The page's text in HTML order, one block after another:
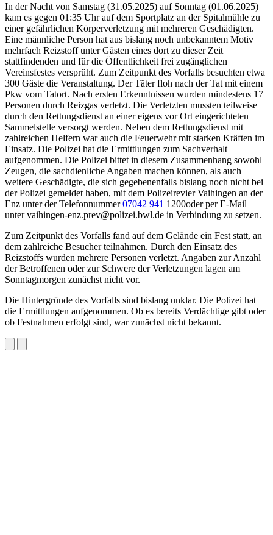
In der Nacht von Samstag (31.05.2025) auf Sonntag (01.06.2025)
kam es gegen 01:35 Uhr auf dem Sportplatz an der Spitalmühle zu
einer gefährlichen Körperverletzung mit mehreren Geschädigten.
Eine männliche Person hat aus bislang noch unbekanntem Motiv
mehrfach Reizstoff unter Gästen eines dort zu dieser Zeit
stattfindenden und für die Öffentlichkeit frei zugänglichen
Vereinsfestes versprüht. Zum Zeitpunkt des Vorfalls besuchten etwa
300 Gäste die Veranstaltung. Der Täter floh nach der Tat mit einem
Pkw vom Tatort. Nach ersten Erkenntnissen wurden mindestens 17
Personen durch Reizgas verletzt. Die Verletzten mussten teilweise
durch den Rettungsdienst an einer eigens vor Ort eingerichteten
Sammelstelle versorgt werden. Neben dem Rettungsdienst mit
zahlreichen Helfern war auch die Feuerwehr mit starken Kräften im
Einsatz. Die Polizei hat die Ermittlungen zum Sachverhalt
aufgenommen. Die Polizei bittet in diesem Zusammenhang sowohl
Zeugen, die sachdienliche Angaben machen können, als auch
weitere Geschädigte, die sich gegebenenfalls bislang noch nicht bei
der Polizei gemeldet haben, mit dem Polizeirevier Vaihingen an der
Enz unter der Telefonnummer07042 941 1200oder per E-Mail
unter vaihingen-enz.prev@polizei.bwl.de in Verbindung zu setzen.
Zum Zeitpunkt des Vorfalls fand auf dem Gelände ein Fest statt, an
dem zahlreiche Besucher teilnahmen. Durch den Einsatz des
Reizstoffs wurden mehrere Personen verletzt. Angaben zur Anzahl
der Betroffenen oder zur Schwere der Verletzungen lagen am
Sonntagmorgen zunächst nicht vor.
Die Hintergründe des Vorfalls sind bislang unklar. Die Polizei hat
die Ermittlungen aufgenommen. Ob es bereits Verdächtige gibt oder
ob Festnahmen erfolgt sind, war zunächst nicht bekannt.